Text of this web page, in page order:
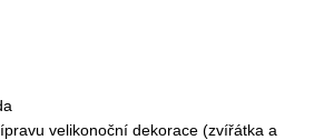
velikonoční dekorace (zvířátka a